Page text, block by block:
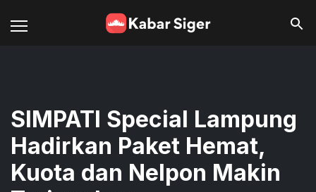
SIMPATI Special Lampung
Hadirkan Paket Hemat,
Kuota dan Nelpon Makin